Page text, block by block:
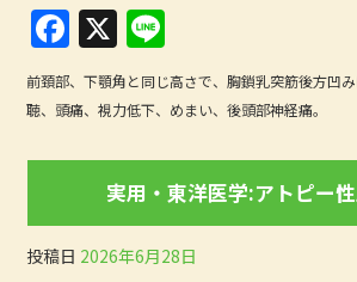
F
a
c
o
o
X
n
e
前頚部、下顎角と同じ高さで、胸鎖乳突筋後方凹
聴、頭痛、視力低下、めまい、後頭部神経痛。
実用・東洋医学:アトピー
投稿日 2026年6月28日